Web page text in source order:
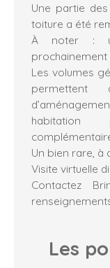
Une partie
toiture a été
À noter :
prochainement
Les volumes
permettent
habitation
Un bien rare, à
Visite virtuelle
Contactez
Les